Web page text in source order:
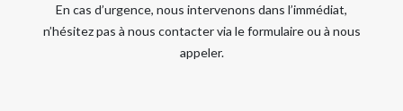
En cas d’urgence, nous intervenons dans l’immédiat,
n’hésitez pas à nous contacter via le formulaire ou à nous
appeler.